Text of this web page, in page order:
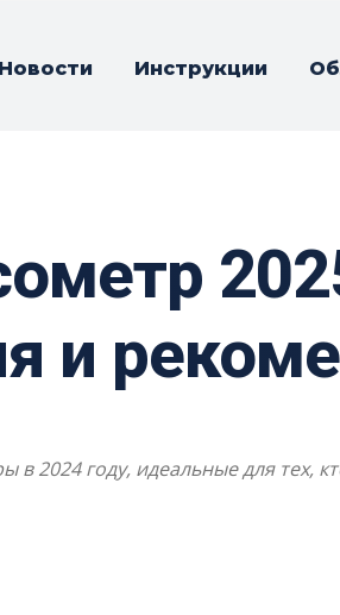
Новости Инструкции
и
2024 году, идеальные для тех,